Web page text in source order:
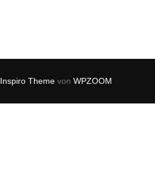
Inspiro Theme von WPZOOM